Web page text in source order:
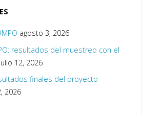
agosto 3, 2026
resultados del muestreo con el
julio 12, 2026
finales del proyecto
2026